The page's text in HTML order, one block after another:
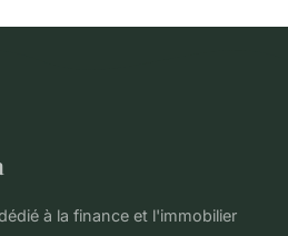
à la finance et l'immobilier